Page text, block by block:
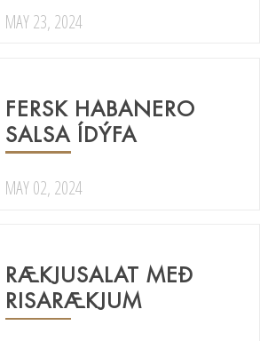
MAY 23, 2024
FERSK HABANERO
SALSA ÍDÝFA
MAY 02, 2024
RÆKJUSALAT MEÐ
RISARÆKJUM